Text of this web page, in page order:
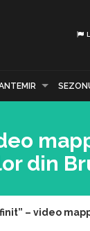
din
– video